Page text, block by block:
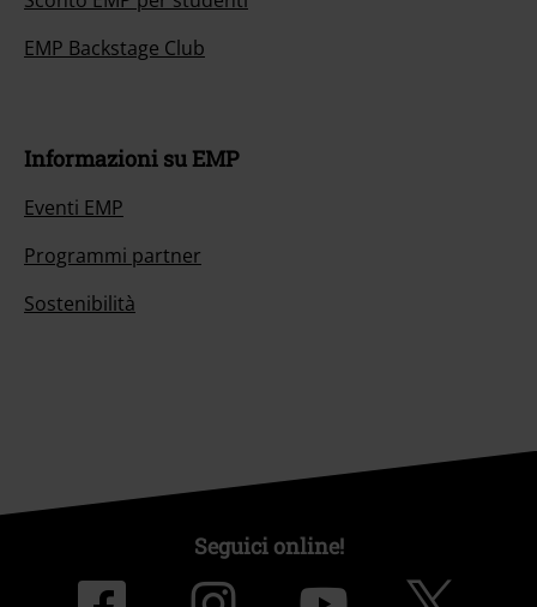
EMP Backstage Club
Informazioni su EMP
Eventi EMP
Programmi partner
Sostenibilità
Seguici online!